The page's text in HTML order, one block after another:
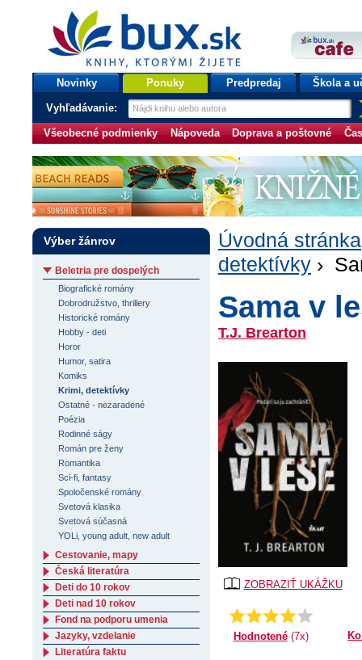
bux.sk
knihy, ktorými žijete
Úvodná stránka
Novinky Ponuky Predpredaj Škola a
Vyhľadávanie:
Všeobecné podmienky Nápoveda Doprava a poštovné
Úvodná stránka
detektívky ›
Sama v
T.J. Brearton
ZOBRAZIŤ UKÁŽKU
Priemer:
4.42857142857143
Hodnotené(7x)
Výber žánrov
Beletria pre dospelých
Biografické romány
Dobrodružstvo, thrillery
Historické romány
Hobby - deti
Horor
Humor, satira
Komiks
Krimi, detektívky
Ostatné - nezaradené
Poézia
Rodinné ságy
Román pre ženy
Romantika
Sci-fi, fantasy
Spoločenské romány
Svetová klasika
Svetová súčasná
YOLi, young adult, new adult
Cestovanie, mapy
Česká literatúra
Deti do 10 rokov
Deti nad 10 rokov
Fond na podporu umenia
Jazyky, vzdelanie
Literatúra faktu